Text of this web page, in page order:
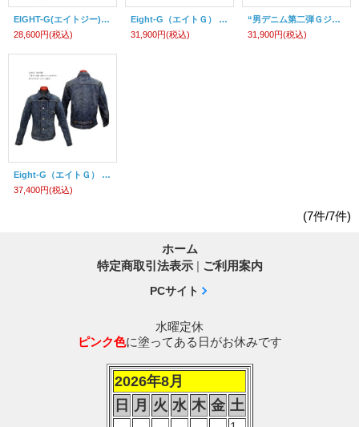
EIGHT-G(エイトジー) “11.5oz,デニムカバーオール ” 8JK-25-25AW
28,600円(税込)
Eight-G（エイトＧ） "男デニム第一弾Ｇジャン1stモデル" No. 8JK-03-WA 当店水洗い済み
31,900円(税込)
“男デニム第二弾Ｇジャン２ndモデル”Lot.8JK-02 当店水洗い済み
31,900円(税込)
Eight-G（エイトＧ） ”男デニム第一弾Ｇジャン1stモデル”No. 8JK-03RV リアルヴィンテージ加工
37,400円(税込)
(7件/7件)
ホーム
特定商取引法表示 | ご利用案内
PCサイト
水曜定休
ピンク色に塗ってある日がお休みです
2026年8月
日
月 火 水 木 金 土